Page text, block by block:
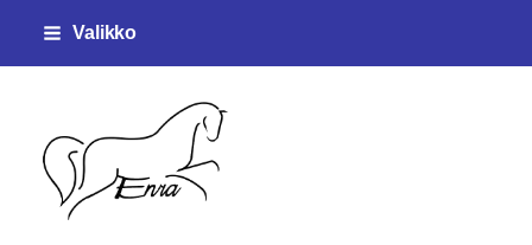
Siirry
sivun
sisältöön
Valikko
Enjalan ratsastajat ry